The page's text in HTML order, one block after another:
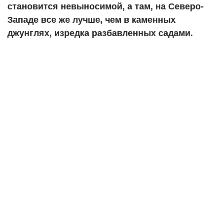
становится невыносимой, а там, на Северо-
Западе все же лучше, чем в каменных
джунглях, изредка разбавленных садами.